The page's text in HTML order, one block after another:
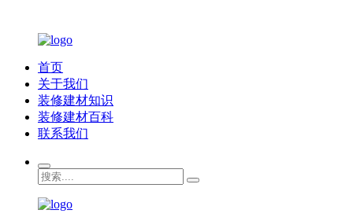
首页
关于我们
装修建材知识
装修建材百科
联系我们